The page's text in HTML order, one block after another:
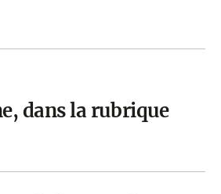
dans la rubrique